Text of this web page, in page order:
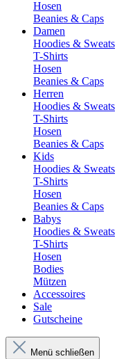
Hosen
Beanies & Caps
Damen
Hoodies & Sweats
T-Shirts
Hosen
Beanies & Caps
Herren
Hoodies & Sweats
T-Shirts
Hosen
Beanies & Caps
Kids
Hoodies & Sweats
T-Shirts
Hosen
Beanies & Caps
Babys
Hoodies & Sweats
T-Shirts
Hosen
Bodies
Mützen
Accessoires
Sale
Gutscheine
Menü schließen